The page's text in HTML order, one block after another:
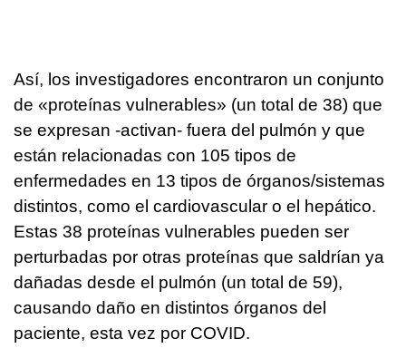
Así, los investigadores encontraron un conjunto
de «proteínas vulnerables» (un total de 38) que
se expresan -activan- fuera del pulmón y que
están relacionadas con 105 tipos de
enfermedades en 13 tipos de órganos/sistemas
distintos, como el cardiovascular o el hepático.
Estas 38 proteínas vulnerables pueden ser
perturbadas por otras proteínas que saldrían ya
dañadas desde el pulmón (un total de 59),
causando daño en distintos órganos del
paciente, esta vez por COVID.